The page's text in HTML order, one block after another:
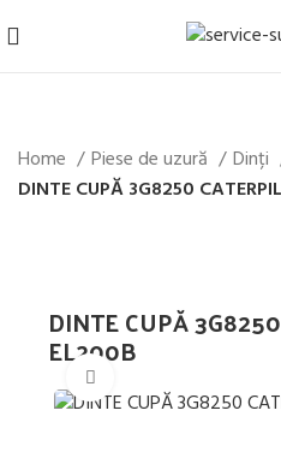
Home Piese de uzură
Dinți
DINTE CUPĂ 3G8250
DINTE CUPĂ
EL200B